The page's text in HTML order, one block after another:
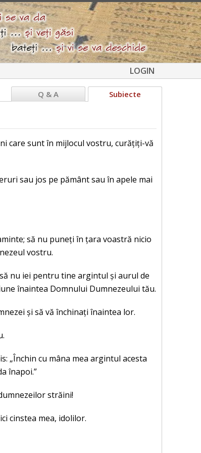
LOGIN
Subiecte
Q & A
care sunt în mijlocul vostru, curățiți-vă
sau jos pe pământ sau în apele mai
să nu puneți în țara voastră nicio
vostru.
nu iei pentru tine argintul și aurul de
înaintea Domnului Dumnezeului tău.
și să vă închinați înaintea lor.
„Închin cu mâna mea argintul acesta
înapoi.”
străini!
cinstea mea, idolilor.